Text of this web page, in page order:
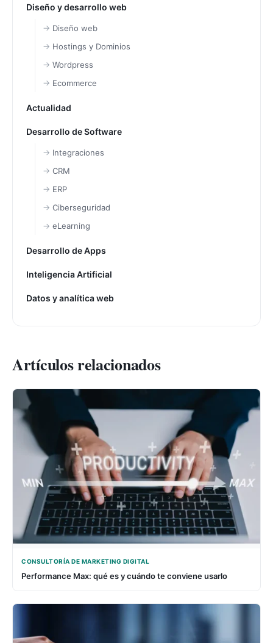
Diseño y desarrollo web
Diseño web
Hostings y Dominios
Wordpress
Ecommerce
Actualidad
Desarrollo de Software
Integraciones
CRM
ERP
Ciberseguridad
eLearning
Desarrollo de Apps
Inteligencia Artificial
Datos y analítica web
Artículos relacionados
CONSULTORÍA DE MARKETING DIGITAL
Performance Max: qué es y cuándo te conviene usarlo